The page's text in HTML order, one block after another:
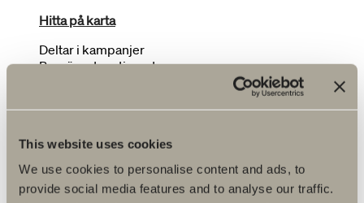
This website uses cookies
We use cookies to personalise content and ads, to
provide social media features and to analyse our traffic.
Hitta på karta
Deltar i kampanjer
Begränsat sortiment